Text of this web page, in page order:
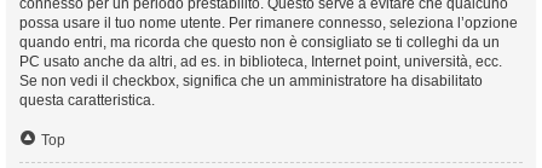
connesso per un periodo prestabilito. Questo serve a evitare che qualcuno
possa usare il tuo nome utente. Per rimanere connesso, seleziona l’opzione
quando entri, ma ricorda che questo non è consigliato se ti colleghi da un
PC usato anche da altri, ad es. in biblioteca, Internet point, università, ecc.
Se non vedi il checkbox, significa che un amministratore ha disabilitato
questa caratteristica.
Top